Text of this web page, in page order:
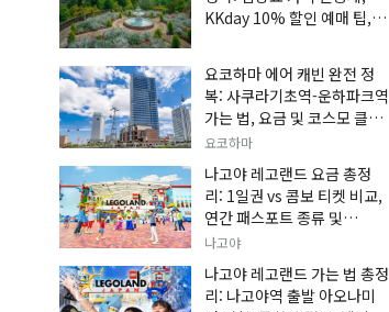
KKday 10% 할인 예매 팁, 쿠
요코하마 에어 캐빈 완전 정
복: 사쿠라기초역-운하파크역
가는 법, 요금 및 코스모 클락
세트권 할인, 추천 관광 코스
총정리
요코하마
나고야 레고랜드 요금 총정
리: 1일권 vs 콤보 티켓 비교,
연간 패스포트 종류 및
KKday 온라인 사전 할인 예
매 팁
나고야
나고야 레고랜드 가는 법 총정
리: 나고야역 출발 아오나미